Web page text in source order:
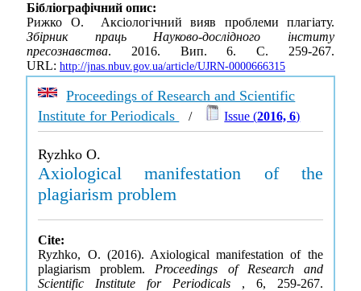
Бібліографічний опис:
Рижко О. Аксіологічний вияв проблеми плагіату.
Збірник праць Науково-дослідного інститу
пресознавства. 2016. Вип. 6. С. 259-267.
URL: http://jnas.nbuv.gov.ua/article/UJRN-0000666315
Proceedings of Research and Scientific
Institute for Periodicals
/ Issue (2016, 6)
Ryzhko O.
Axiological manifestation of the
plagiarism problem
Cite:
Ryzhko, O. (2016). Axiological manifestation of the
plagiarism problem. Proceedings of Research and
Scientific Institute for Periodicals , 6, 259-267.